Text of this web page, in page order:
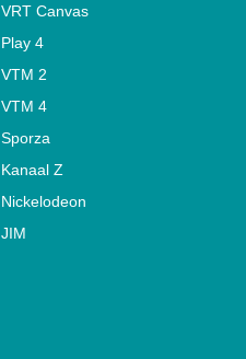
VRT Canvas
Play 4
VTM 2
VTM 4
Sporza
Kanaal Z
Nickelodeon
JIM